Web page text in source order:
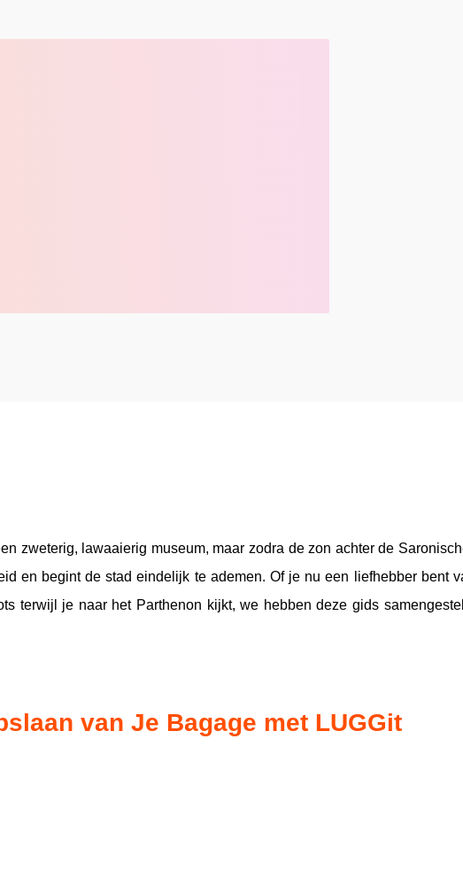
zweterig, lawaaierig museum, maar zodra de zon achter de
en begint de stad eindelijk te ademen. Of je nu een liefhebber bent
terwijl je naar het Parthenon kijkt, we hebben deze gids
van Je Bagage met LUGGit